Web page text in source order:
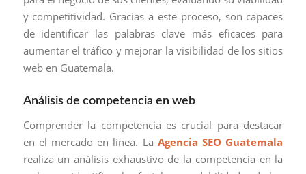
y competitividad. Gracias a este proceso, son capaces
de identificar las palabras clave más eficaces para
aumentar el tráfico y mejorar la visibilidad de los sitios
web en Guatemala.
Análisis de competencia en web
Comprender la competencia es crucial para destacar
en el mercado en línea. La Agencia SEO Guatemala
realiza un análisis exhaustivo de la competencia en la